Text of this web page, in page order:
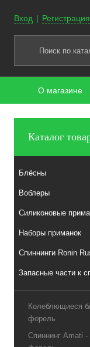
Вход Регистрация
О магазине
Каталог
Блёсны
Воблеры
Силиконовые
Наборы приманок
Спиннинги Ronin
Запасные части к
Колеблющиеся
форель
Спиннинг Amati -